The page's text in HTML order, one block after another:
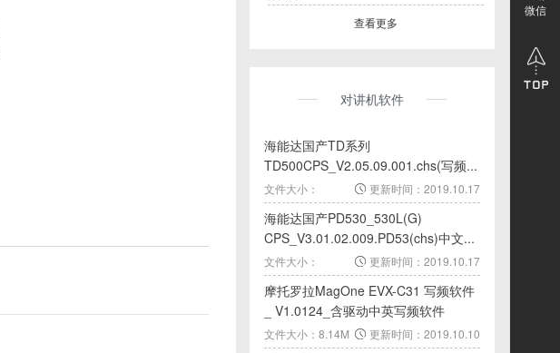
查看更多
对讲机软件
海能达国产TD系列
TD500CPS_V2.05.09.001.chs(写频...
更新时间：2019.10.17
文件大小：
11.39M
海能达国产PD530_530L(G)
CPS_V3.01.02.009.PD53(chs)中文...
更新时间：2019.10.17
文件大小：
10.45M
摩托罗拉MagOne EVX-C31 写频软件
_ V1.0124_含驱动中英写频软件
更新时间：2019.10.10
文件大小：8.14M
微信